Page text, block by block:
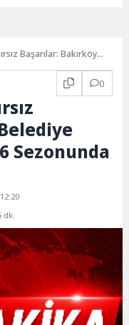
Başarılar: Bakırköy
0
Sezonunda
dk.